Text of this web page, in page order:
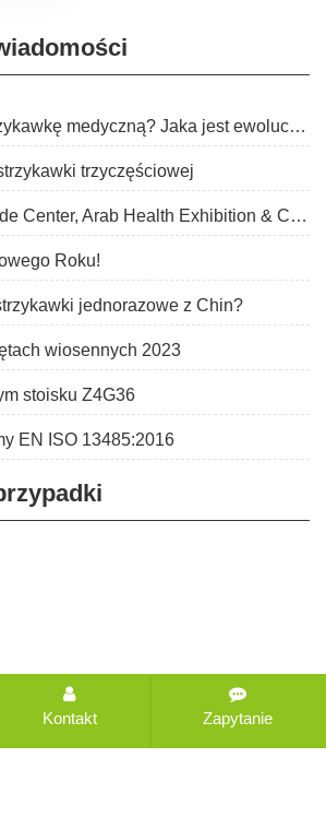
1. Kto wynalazł strzykawkę medyczną? Jaka jest ewolucja strzykawki?
trzyczęściowej
3. Dubai World Trade Center, Arab Health Exhibition & Congress, 30 stycznia – 2 lutego 2023 r.
Roku!
jednorazowe z Chin?
wiosennych 2023
stoisku Z4G36
EN ISO 13485:2016
CHANGZHOU HEALTH IMPORT
LTD Wszelkie prawa
Wszystkie tagi Zaprojektowane
Kontakt Zapytanie